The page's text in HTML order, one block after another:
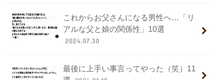
これからお父さんになる男性へ…「リ
アルな父と娘の関係性」10選
2024.07.30
最後に上手い事言ってやった（笑）11